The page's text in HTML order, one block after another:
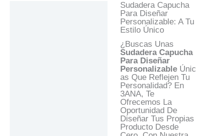
Sudadera Capucha
Para Diseñar
Personalizable: A Tu
Estilo Único
¿Buscas Unas
Sudadera Capucha
Para Diseñar
PersonalizableÚnic
As Que Reflejen Tu
Personalidad? En
3ANA, Te
Ofrecemos La
Oportunidad De
Diseñar Tus Propias
Producto Desde